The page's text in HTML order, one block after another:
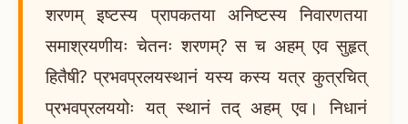
शरणम् इष्टस्य प्रापकतया अनिष्टस्य निवारणतया
समाश्रयणीयः चेतनः शरणम्? स च अहम् एव सुहृत्
हितैषी? प्रभवप्रलयस्थानं यस्य कस्य यत्र कुत्रचित्
प्रभवप्रलययोः यत् स्थानं तद् अहम् एव। निधानं